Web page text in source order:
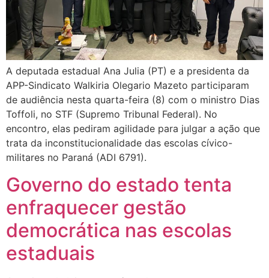
A deputada estadual Ana Julia (PT) e a presidenta da
APP-Sindicato Walkiria Olegario Mazeto participaram
de audiência nesta quarta-feira (8) com o ministro Dias
Toffoli, no STF (Supremo Tribunal Federal). No
encontro, elas pediram agilidade para julgar a ação que
trata da inconstitucionalidade das escolas cívico-
militares no Paraná (ADI 6791).
Governo do estado tenta
enfraquecer gestão
democrática nas escolas
estaduais